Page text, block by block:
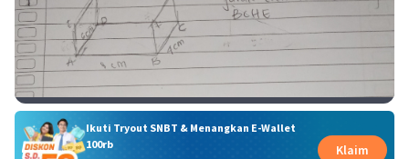
Ikuti Tryout SNBT & Menangkan E-Wallet
100rb
Klaim